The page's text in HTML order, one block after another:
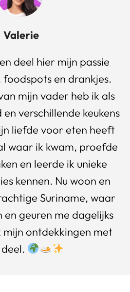
Valerie
deel hier mijn passie
en drankjes.
mijn vader heb ik als
verschillende keukens
liefde voor eten heeft
waar ik kwam, proefde
en leerde ik unieke
kennen. Nu woon en
Suriname, waar
en geuren me dagelijks
mijn ontdekkingen met